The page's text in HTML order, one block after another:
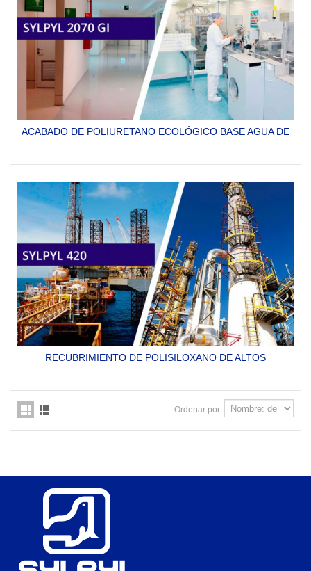
ACABADO DE POLIURETANO ECOLÓGICO BASE AGUA DE
SYLPYL 2070 GI
RECUBRIMIENTO DE POLISILOXANO DE ALTOS
MATERIAL ES DE MUY ALTO RENDIMIENTO.
Ordenar por